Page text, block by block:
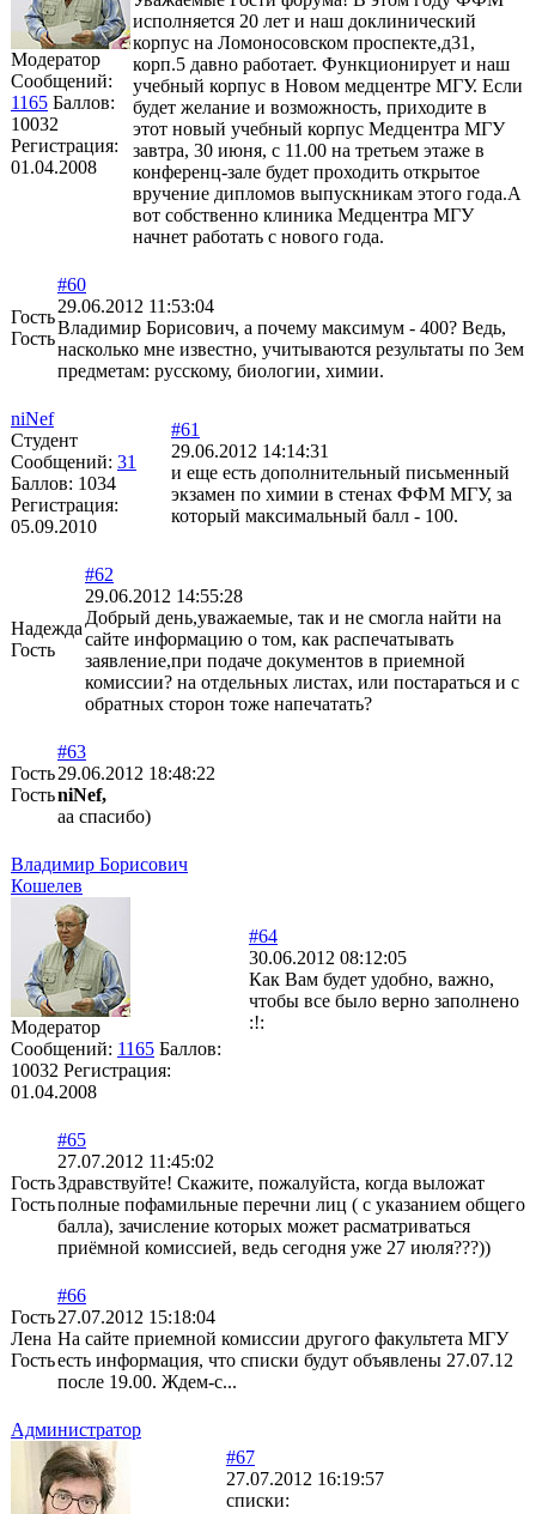
Модератор
Сообщений:
1165 Баллов:
10032
Регистрация:
01.04.2008
исполняется 20 лет и наш доклинический
корпус на Ломоносовском проспекте,д31,
корп.5 давно работает. Функционирует и наш
учебный корпус в Новом медцентре МГУ. Если
будет желание и возможность, приходите в
этот новый учебный корпус Медцентра МГУ
завтра, 30 июня, с 11.00 на третьем этаже в
конференц-зале будет проходить открытое
вручение дипломов выпускникам этого года.А
вот собственно клиника Медцентра МГУ
начнет работать с нового года.
Гость
Гость
#60
29.06.2012 11:53:04
Владимир Борисович, а почему максимум - 400? Ведь,
насколько мне известно, учитываются результаты по 3ем
предметам: русскому, биологии, химии.
niNef
Студент
Сообщений: 31
Баллов: 1034
Регистрация:
05.09.2010
#61
29.06.2012 14:14:31
и еще есть дополнительный письменный
экзамен по химии в стенах ФФМ МГУ, за
который максимальный балл - 100.
Надежда
Гость
#62
29.06.2012 14:55:28
Добрый день,уважаемые, так и не смогла найти на
сайте информацию о том, как распечатывать
заявление,при подаче документов в приемной
комиссии? на отдельных листах, или постараться и с
обратных сторон тоже напечатать?
Гость
Гость
#63
29.06.2012 18:48:22
niNef,
аа спасибо)
Владимир Борисович
Кошелев
Модератор
Сообщений: 1165 Баллов:
10032 Регистрация:
01.04.2008
#64
30.06.2012 08:12:05
Как Вам будет удобно, важно,
чтобы все было верно заполнено
Гость
Гость
#65
27.07.2012 11:45:02
Здравствуйте! Скажите, пожалуйста, когда выложат
полные пофамильные перечни лиц ( с указанием общего
балла), зачисление которых может расматриваться
приёмной комиссией, ведь сегодня уже 27 июля???))
Гость
Лена
Гость
#66
27.07.2012 15:18:04
На сайте приемной комиссии другого факультета МГУ
есть информация, что списки будут объявлены 27.07.12
после 19.00. Ждем-с...
Администратор
#67
27.07.2012 16:19:57
списки: